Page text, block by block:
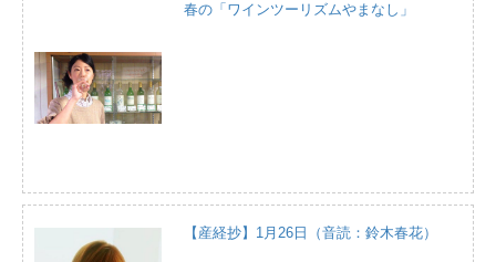
春の「ワインツーリズムやまなし」
【産経抄】1月26日（音読：鈴木春花）